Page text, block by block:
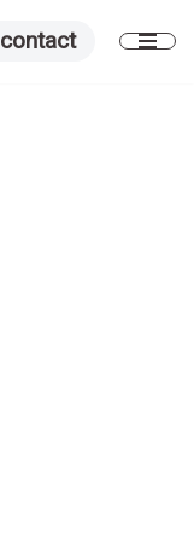
contact